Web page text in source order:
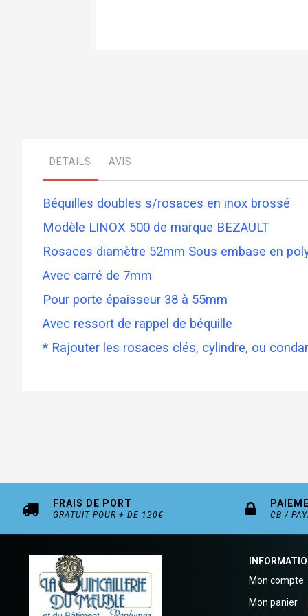
DETAILS
Béquilles doubles s/rosaces en inox brossé
Modèle LINOX 500 de marque BEZAULT
Rosaces diamètre 52mm Sous embase en
Avec carré de 7mm
Pour porte épaisseur 38 à 55mm
Avec ressort de rappel de béquille
* Rajouter les rosaces clés, cylindre, ou
AVIS
FRAIS DE PORT
GRATUIT POUR + DE 120€ CB /
Mon compte
Mon panier